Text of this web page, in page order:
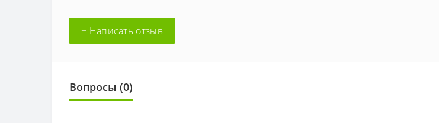
+ Написать отзыв
Вопросы (0)